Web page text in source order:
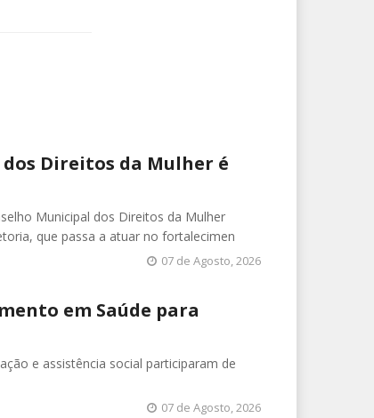
Direitos da Mulher é
Municipal dos Direitos da Mulher
que passa a atuar no fortalecimen
07 de Agosto, 2026
em Saúde para
e assistência social participaram de
07 de Agosto, 2026